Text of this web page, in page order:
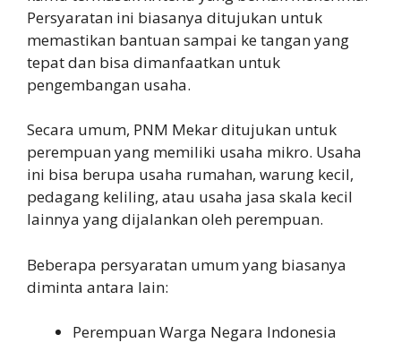
Persyaratan ini biasanya ditujukan untuk
memastikan bantuan sampai ke tangan yang
tepat dan bisa dimanfaatkan untuk
pengembangan usaha.
Secara umum, PNM Mekar ditujukan untuk
perempuan yang memiliki usaha mikro. Usaha
ini bisa berupa usaha rumahan, warung kecil,
pedagang keliling, atau usaha jasa skala kecil
lainnya yang dijalankan oleh perempuan.
Beberapa persyaratan umum yang biasanya
diminta antara lain:
Perempuan Warga Negara Indonesia